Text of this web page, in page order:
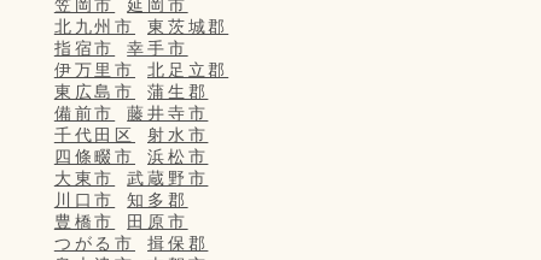
笠岡市
延岡市
北九州市
東茨城郡
指宿市
幸手市
伊万里市
北足立郡
東広島市
蒲生郡
備前市
藤井寺市
千代田区
射水市
四條畷市
浜松市
大東市
武蔵野市
川口市
知多郡
豊橋市
田原市
つがる市
揖保郡